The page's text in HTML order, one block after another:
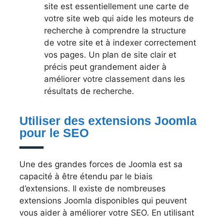
site est essentiellement une carte de
votre site web qui aide les moteurs de
recherche à comprendre la structure
de votre site et à indexer correctement
vos pages. Un plan de site clair et
précis peut grandement aider à
améliorer votre classement dans les
résultats de recherche.
Utiliser des extensions Joomla
pour le SEO
Une des grandes forces de Joomla est sa
capacité à être étendu par le biais
d’extensions. Il existe de nombreuses
extensions Joomla disponibles qui peuvent
vous aider à améliorer votre SEO. En utilisant